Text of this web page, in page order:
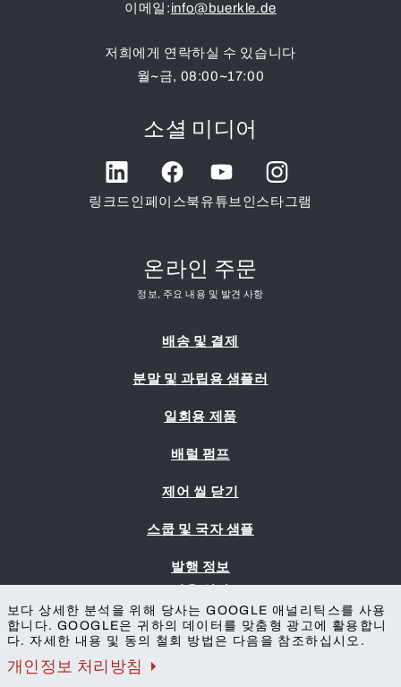
이메일:info@buerkle.de
저희에게 연락하실 수 있습니다
월~금, 08:00~17:00
소셜 미디어
링크드인페이스북유튜브인스타그램
온라인 주문
정보, 주요 내용 및 발견 사항
배송 및 결제
분말 및 과립용 샘플러
일회용 제품
배럴 펌프
제어 씰 닫기
스쿱 및 국자 샘플
발행 정보
개인정보 보호
접근성
보다 상세한 분석을 위해 당사는 GOOGLE 애널리틱스를 사용
합니다. GOOGLE은 귀하의 데이터를 맞춤형 광고에 활용합니
다. 자세한 내용 및 동의 철회 방법은 다음을 참조하십시오.
개인정보 처리방침